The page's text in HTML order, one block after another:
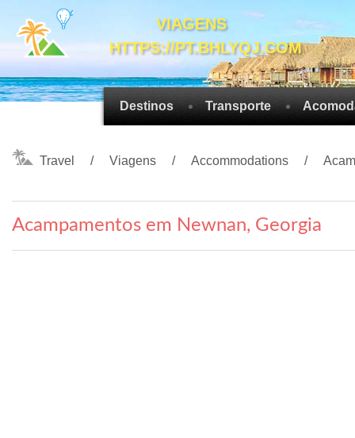
VIAGENS
HTTPS://PT.BHLYQJ.COM
Destinos Transporte
Travel Viagens Accommodations
Acampamentos em Newnan, Georgia